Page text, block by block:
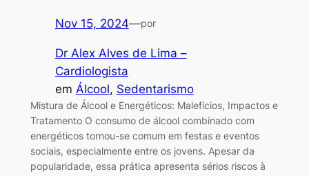
Nov 15, 2024—por
Dr Alex Alves de Lima –
Cardiologista
em Álcool, Sedentarismo
Mistura de Álcool e Energéticos: Malefícios, Impactos e
Tratamento O consumo de álcool combinado com
energéticos tornou-se comum em festas e eventos
sociais, especialmente entre os jovens. Apesar da
popularidade, essa prática apresenta sérios riscos à